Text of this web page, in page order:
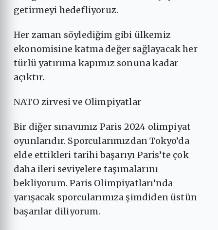
getirmeyi hedefliyoruz.
Her zaman söylediğim gibi ülkemiz
ekonomisine katma değer sağlayacak her
türlü yatırıma kapımız sonuna kadar
açıktır.
NATO zirvesi ve Olimpiyatlar
Bir diğer sınavımız Paris 2024 olimpiyat
oyunlarıdır. Sporcularımızdan Tokyo’da
elde ettikleri tarihi başarıyı Paris’te çok
daha ileri seviyelere taşımalarını
bekliyorum. Paris Olimpiyatları’nda
yarışacak sporcularımıza şimdiden üstün
başarılar diliyorum.